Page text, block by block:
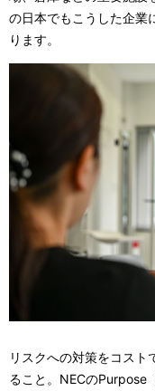
の日本でもこうした企業
ります。
リスクへの対策をコスト
ること。NECのPurpose